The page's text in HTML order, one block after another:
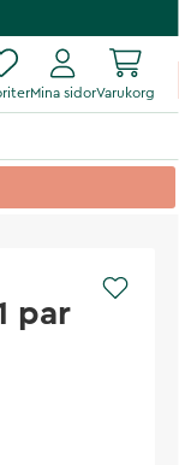
Mina sidorVarukorg
par